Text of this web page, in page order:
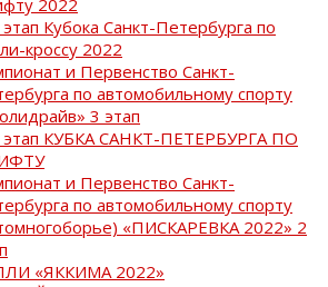
Кубока Санкт-Петербурга по
кроссу 2022
и Первенство Санкт-
по автомобильному спорту
3 этап
этап КУБКА САНКТ-ПЕТЕРБУРГА ПО
и Первенство Санкт-
по автомобильному спорту
«ПИСКАРЕВКА 2022» 2
«ЯККИМА 2022»